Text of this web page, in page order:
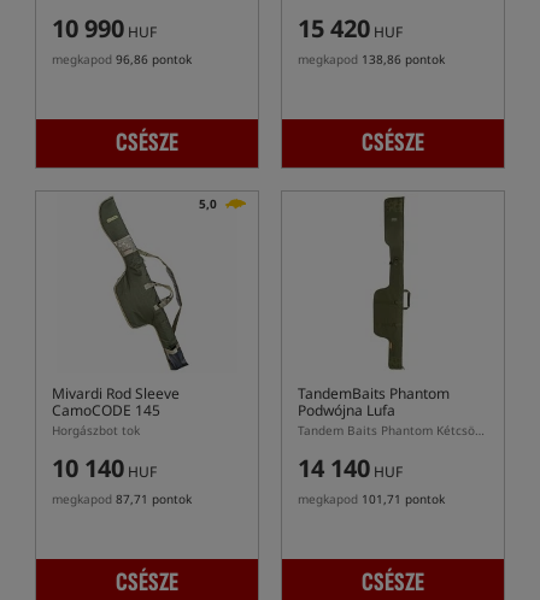
10 990 HUF
megkapod 96,86 pontok
CSÉSZE
15 420 HUF
megkapod 138,86 pontok
CSÉSZE
5,0
Mivardi Rod Sleeve
CamoCODE 145
Horgászbot tok
10 140 HUF
megkapod 87,71 pontok
CSÉSZE
TandemBaits Phantom
Podwójna Lufa
Tandem Baits Phantom Kétcsöves pontyos hordtáska
14 140 HUF
megkapod 101,71 pontok
CSÉSZE